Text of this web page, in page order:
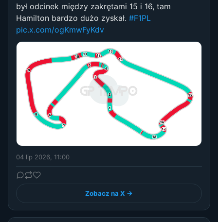
był odcinek między zakrętami 15 i 16, tam
Hamilton bardzo dużo zyskał. #F1PL
pic.x.com/ogKmwFyKdv
04 lip 2026, 11:00
Zobacz na X →